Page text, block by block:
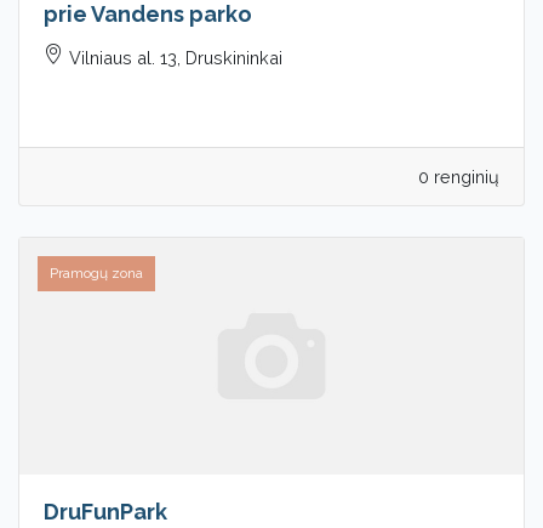
prie Vandens parko
Vilniaus al. 13, Druskininkai
0 renginių
Pramogų zona
DruFunPark